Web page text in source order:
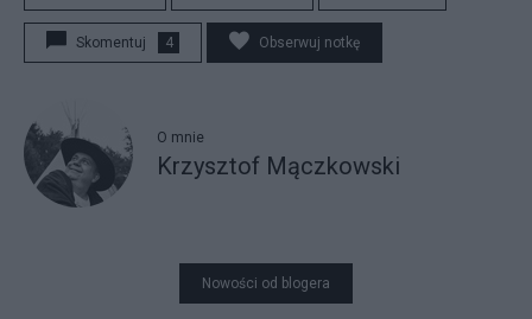
Skomentuj 4 Obserwuj notkę
O mnie
Krzysztof Mączkowski
Nowości od blogera